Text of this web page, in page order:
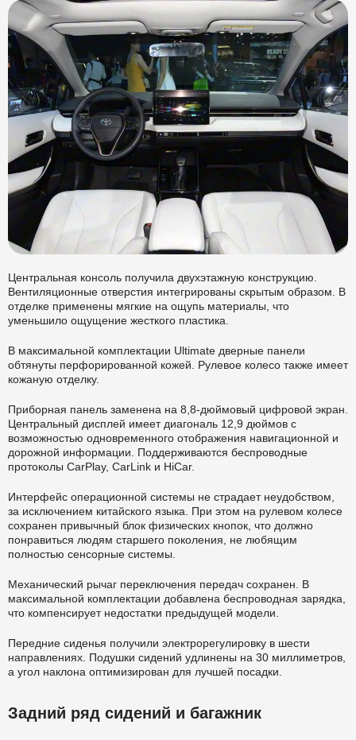
Центральная консоль получила двухэтажную конструкцию.
Вентиляционные отверстия интегрированы скрытым образом. В
отделке применены мягкие на ощупь материалы, что
уменьшило ощущение жесткого пластика.
В максимальной комплектации Ultimate дверные панели
обтянуты перфорированной кожей. Рулевое колесо также имеет
кожаную отделку.
Приборная панель заменена на 8,8-дюймовый цифровой экран.
Центральный дисплей имеет диагональ 12,9 дюймов с
возможностью одновременного отображения навигационной и
дорожной информации. Поддерживаются беспроводные
протоколы CarPlay, CarLink и HiCar.
Интерфейс операционной системы не страдает неудобством,
за исключением китайского языка. При этом на рулевом колесе
сохранен привычный блок физических кнопок, что должно
понравиться людям старшего поколения, не любящим
полностью сенсорные системы.
Механический рычаг переключения передач сохранен. В
максимальной комплектации добавлена беспроводная зарядка,
что компенсирует недостатки предыдущей модели.
Передние сиденья получили электрорегулировку в шести
направлениях. Подушки сидений удлинены на 30 миллиметров,
а угол наклона оптимизирован для лучшей посадки.
Задний ряд сидений и багажник